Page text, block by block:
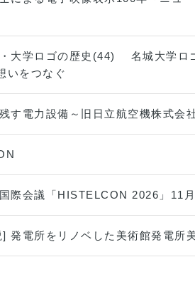
・大学ロゴの歴史(44) 名城大学ロ
いをつなぐ
す電力設備～旧日立航空機株式会
際会議「HISTELCON 2026」11
] 発電所をリノベした美術館発電所